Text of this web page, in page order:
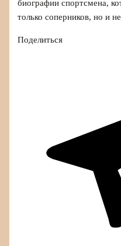
биографии спортсмена,
только соперников, но и
Поделиться